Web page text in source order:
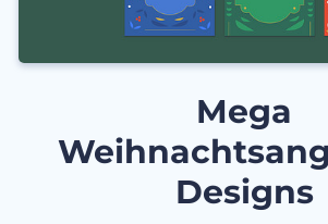
Mega
Designs